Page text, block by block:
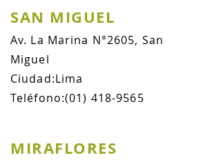
SAN MIGUEL
Av. La Marina N°2605, San
Miguel
Ciudad:Lima
Teléfono:(01) 418-9565
MIRAFLORES